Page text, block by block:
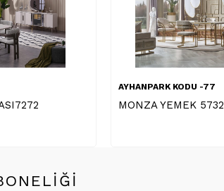
AYHANPARK KODU -77
BERN YEMEK ODASI